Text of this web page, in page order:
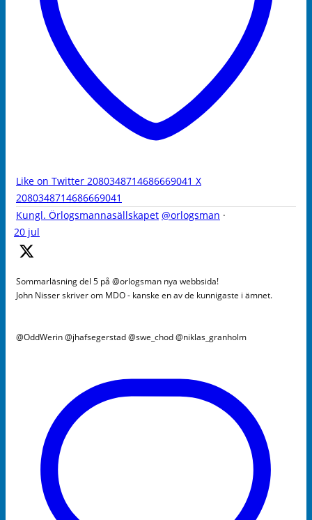
Like on Twitter 2080348714686669041 X
2080348714686669041
Kungl. Örlogsmannasällskapet @orlogsman ·
20 jul
Sommarläsning del 5 på @orlogsman nya webbsida!
John Nisser skriver om MDO - kanske en av de kunnigaste i ämnet.
@OddWerin @jhafsegerstad @swe_chod @niklas_granholm